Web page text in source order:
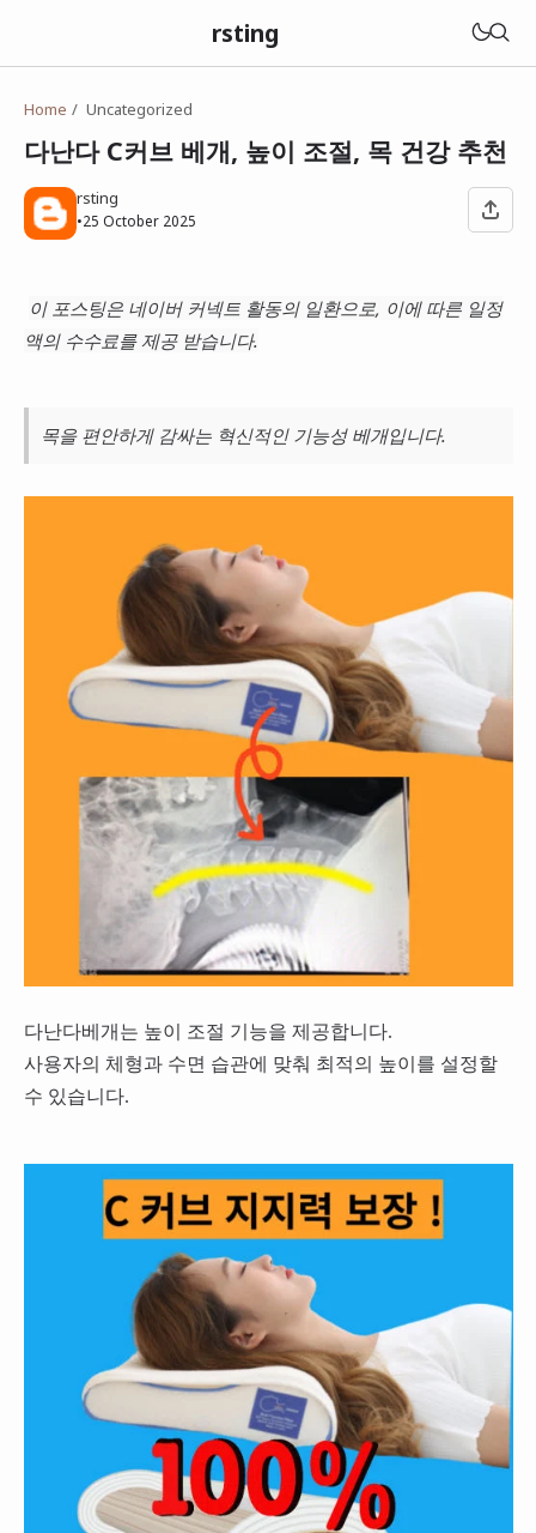
rsting
Home Uncategorized
다난다 C커브 베개, 높이 조절, 목 건강 추천
rsting
•25 October 2025
이 포스팅은 네이버 커넥트 활동의 일환으로, 이에 따른 일정
액의 수수료를 제공 받습니다.
목을 편안하게 감싸는 혁신적인 기능성 베개입니다.
다난다베개는 높이 조절 기능을 제공합니다.
사용자의 체형과 수면 습관에 맞춰 최적의 높이를 설정할
수 있습니다.